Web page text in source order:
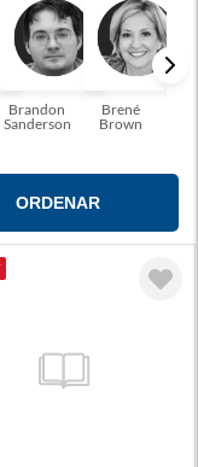
A leitura
a transformar a
para você!
Brandon
Sanderson
Brené
Brown
ORDENAR